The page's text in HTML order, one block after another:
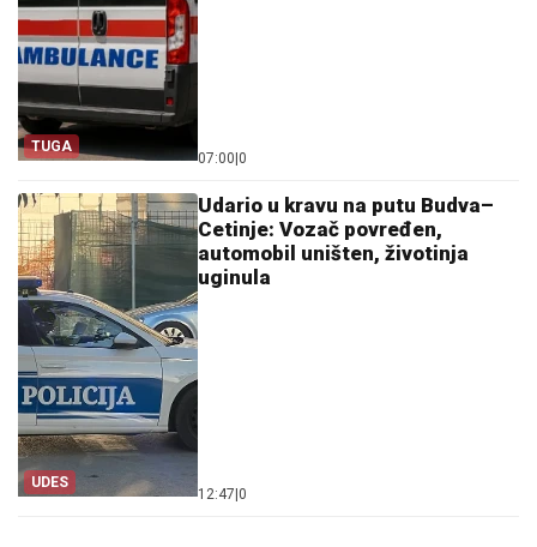
TUGA
07:00 0
UDES
Udario u kravu na putu Budva–
Cetinje: Vozač povređen,
automobil uništen, životinja
uginula
12:47 0